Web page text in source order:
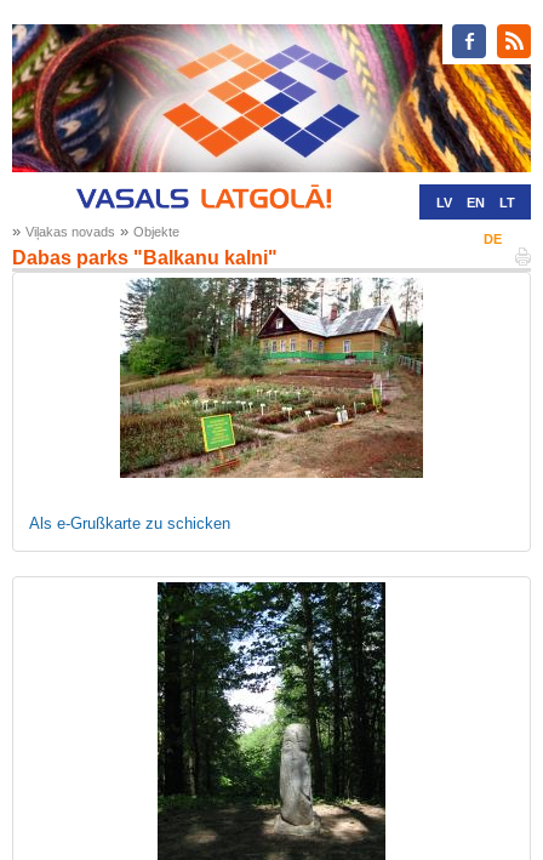
LV EN LT
DE
» Viļakas novads » Objekte
Dabas parks "Balkanu kalni"
Als e-Grußkarte zu schicken